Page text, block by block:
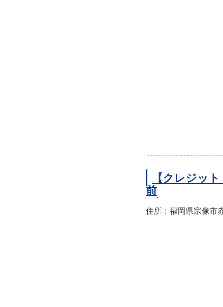
【クレジッ
前
住所：福岡県宗像市